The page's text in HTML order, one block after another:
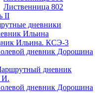
Лиственница 802
II
дневники
Ильина
Ильина. КСЭ-3
дневник Дорошина
дневник
И.
дневник Дорошина